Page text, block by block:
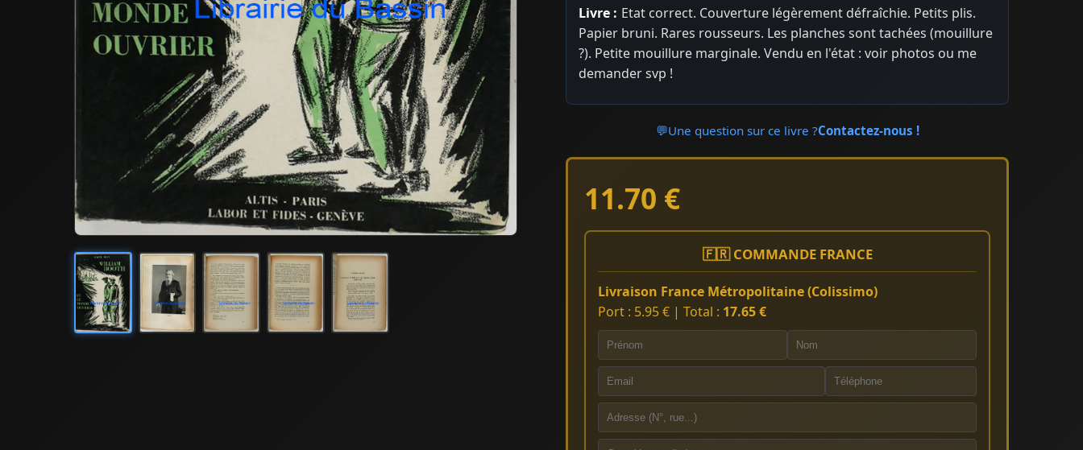
Livre : Etat correct. Couverture légèrement défraîchie. Petits plis.
Papier bruni. Rares rousseurs. Les planches sont tachées (mouillure
?). Petite mouillure marginale. Vendu en l'état : voir photos ou me
demander svp !
💬Une question sur ce livre ?Contactez-nous !
11.70 €
🇫🇷 COMMANDE FRANCE
Livraison France Métropolitaine (Colissimo)
Port : 5.95 € | Total : 17.65 €